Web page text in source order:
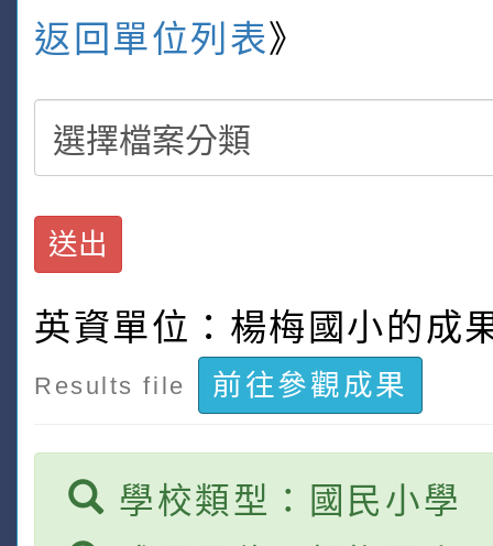
返回單位列表》
送出
英資單位：楊梅國小的成
Results file 前往參觀成果
學校類型：國民小學